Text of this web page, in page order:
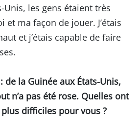
Unis, les gens étaient très
et ma façon de jouer. J’étais
et j’étais capable de faire
: de la Guinée aux États-Unis,
n’a pas été rose. Quelles ont
difficiles pour vous ?